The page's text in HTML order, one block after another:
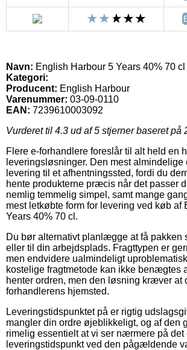
Navn: English Harbour 5 Years 40% 70 cl
Kategori:
Producent: English Harbour
Varenummer: 03-09-0110
EAN: 7239610003092
Vurderet til 4.3 ud af 5 stjerner baseret på
Flere e-forhandlere foreslår til alt held en
leveringsløsninger. Den mest
levering til et afhentningssted, fordi du
hente produkterne præcis når det passer
nemlig temmelig simpel, samt mange
mest letkøbte form for levering ved køb af
Years 40% 70 cl.
Du bør alternativt planlægge at få pakken
eller til din arbejdsplads. Fragttypen er
men endvidere ualmindeligt
kostelige fragtmetode kan ikke benægtes
henter ordren, men den løsning kræver at
forhandlerens hjemsted.
Leveringstidspunktet på er rigtig
mangler din ordre øjeblikkeligt, og af den
rimelig essentielt at vi ser nærmere på det
leveringstidspunkt ved den pågældende